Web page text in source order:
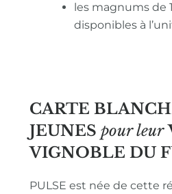
les magnums de
disponibles à
CARTE
JEUNES pour leur
VIGNOBLE DU
PULSE est née de cette